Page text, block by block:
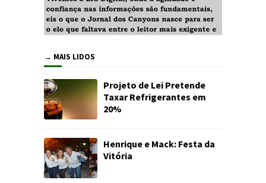
→ MAIS LIDOS
Projeto de Lei Pretende
Taxar Refrigerantes em
20%
Henrique e Mack: Festa da
Vitória